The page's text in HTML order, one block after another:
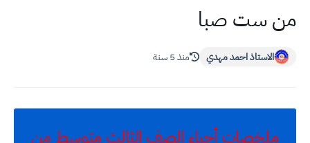
من ست صبا
الاستاذ احمد مهدي منذ 5 سنة
ملخصات أحياء الصف الثالث متوسط من